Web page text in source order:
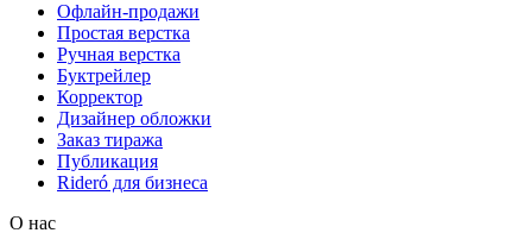
Офлайн-продажи
Простая верстка
Ручная верстка
Буктрейлер
Корректор
Дизайнер обложки
Заказ тиража
Публикация
Rideró для бизнеса
О нас